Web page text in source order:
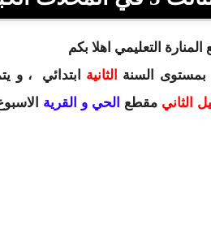
التعليمي اهلا بكم
السنة
الثانية ابتدائي ، و
مقطع الحي و القرية الاسبوع